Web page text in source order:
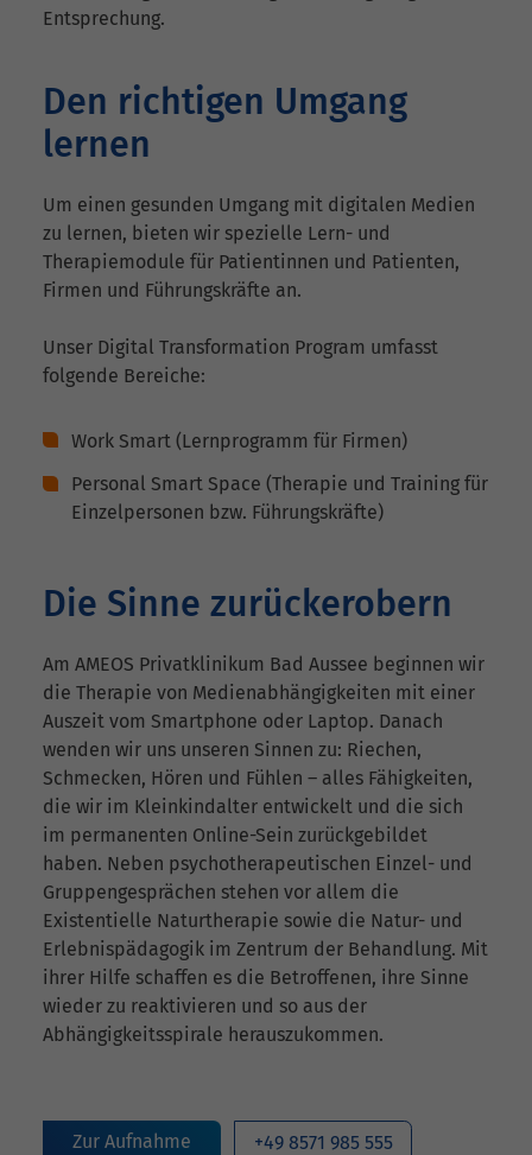
Entsprechung.
Den richtigen Umgang
lernen
Um einen gesunden Umgang mit digitalen Medien
zu lernen, bieten wir spezielle Lern- und
Therapiemodule für Patientinnen und Patienten,
Firmen und Führungskräfte an.
Unser Digital Transformation Program umfasst
folgende Bereiche:
Work Smart (Lernprogramm für Firmen)
Personal Smart Space (Therapie und Training für
Einzelpersonen bzw. Führungskräfte)
Die Sinne zurückerobern
Am AMEOS Privatklinikum Bad Aussee beginnen wir
die Therapie von Medienabhängigkeiten mit einer
Auszeit vom Smartphone oder Laptop. Danach
wenden wir uns unseren Sinnen zu: Riechen,
Schmecken, Hören und Fühlen – alles Fähigkeiten,
die wir im Kleinkindalter entwickelt und die sich
im permanenten Online-Sein zurückgebildet
haben. Neben psychotherapeutischen Einzel- und
Gruppengesprächen stehen vor allem die
Existentielle Naturtherapie sowie die Natur- und
Erlebnispädagogik im Zentrum der Behandlung. Mit
ihrer Hilfe schaffen es die Betroffenen, ihre Sinne
wieder zu reaktivieren und so aus der
Abhängigkeitsspirale herauszukommen.
Zur Aufnahme +49 8571 985 555